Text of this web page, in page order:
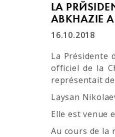
LA
ABKHAZIE
16.10.2018
La Présidente
officiel de la
représentait
Laysan
Elle est venue
Au cours de la